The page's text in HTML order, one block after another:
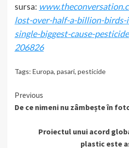
sursa:
lost-over-half-a-billion-birds-
single-biggest-cause-
206826
Tags: Europa, pasari, pesticide
Continue
Reading
Previous
De ce nimeni nu zâmbește în
Proiectul unui acord
plastic este